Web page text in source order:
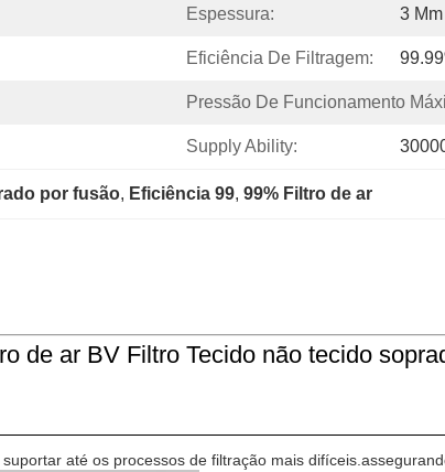
Espessura: 3 Mm
Eficiência De Filtragem:
Pressão De Funcionamento
Supply Ability:
por fusão, Eficiência 99, 99% Filtro de ar
de ar BV Filtro Tecido não tecido
até os processos de filtração mais